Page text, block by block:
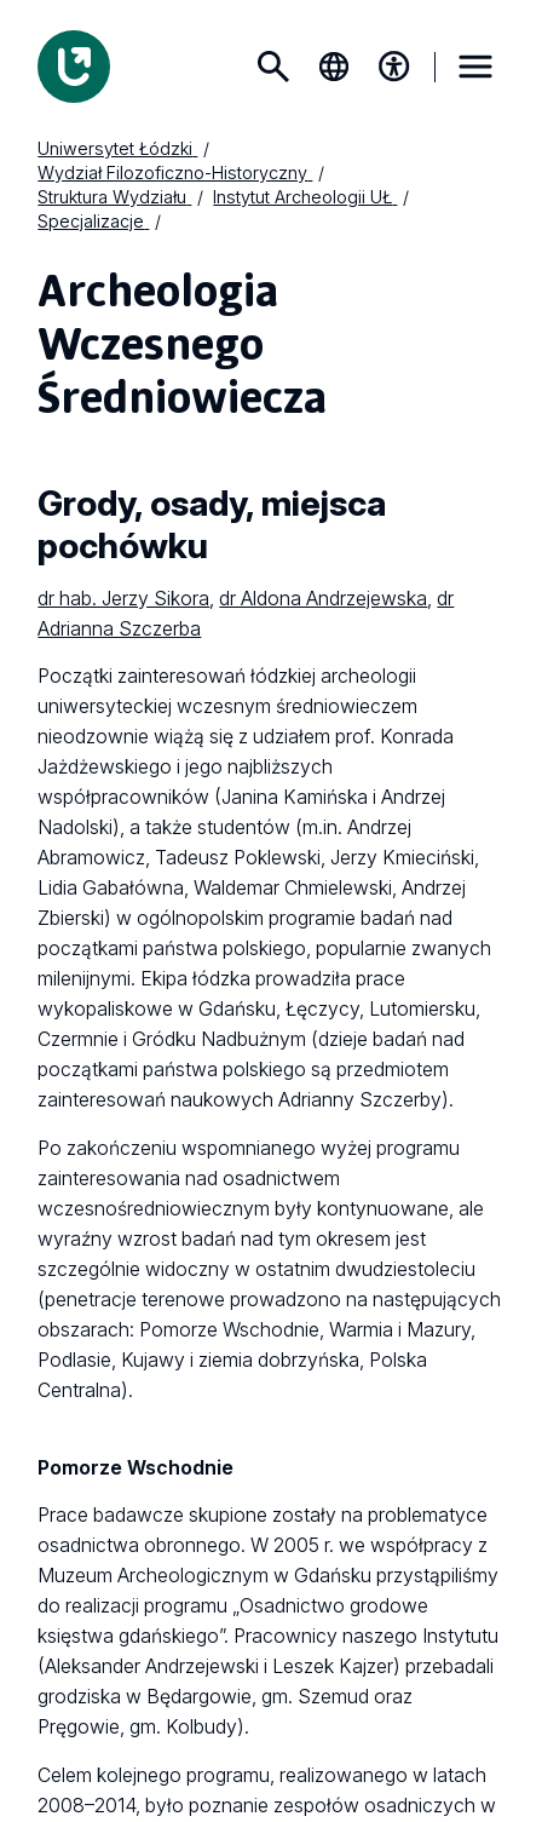
Uniwersytet Łódzki
Wydział Filozoficzno-Historyczny
Struktura Wydziału
Instytut Archeologii UŁ
Specjalizacje
Archeologia
Wczesnego
Średniowiecza
Grody, osady, miejsca
pochówku
dr hab. Jerzy Sikora,dr Aldona Andrzejewska,dr
Adrianna Szczerba
Początki zainteresowań łódzkiej archeologii
uniwersyteckiej wczesnym średniowieczem
nieodzownie wiążą się z udziałem prof. Konrada
Jażdżewskiego i jego najbliższych
współpracowników (Janina Kamińska i Andrzej
Nadolski), a także studentów (m.in. Andrzej
Abramowicz, Tadeusz Poklewski, Jerzy Kmieciński,
Lidia Gabałówna, Waldemar Chmielewski, Andrzej
Zbierski) w ogólnopolskim programie badań nad
początkami państwa polskiego, popularnie zwanych
milenijnymi. Ekipa łódzka prowadziła prace
wykopaliskowe w Gdańsku, Łęczycy, Lutomiersku,
Czermnie i Gródku Nadbużnym (dzieje badań nad
początkami państwa polskiego są przedmiotem
zainteresowań naukowych Adrianny Szczerby).
Po zakończeniu wspomnianego wyżej programu
zainteresowania nad osadnictwem
wczesnośredniowiecznym były kontynuowane, ale
wyraźny wzrost badań nad tym okresem jest
szczególnie widoczny w ostatnim dwudziestoleciu
(penetracje terenowe prowadzono na następujących
obszarach: Pomorze Wschodnie, Warmia i Mazury,
Podlasie, Kujawy i ziemia dobrzyńska, Polska
Centralna).
Pomorze Wschodnie
Prace badawcze skupione zostały na problematyce
osadnictwa obronnego. W 2005 r. we współpracy z
Muzeum Archeologicznym w Gdańsku przystąpiliśmy
do realizacji programu „Osadnictwo grodowe
księstwa gdańskiego”. Pracownicy naszego Instytutu
(Aleksander Andrzejewski i Leszek Kajzer) przebadali
grodziska w Będargowie, gm. Szemud oraz
Pręgowie, gm. Kolbudy).
Celem kolejnego programu, realizowanego w latach
2008–2014, było poznanie zespołów osadniczych w